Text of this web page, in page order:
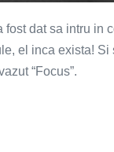
fost dat sa intru in
el inca exista!
“Focus”.